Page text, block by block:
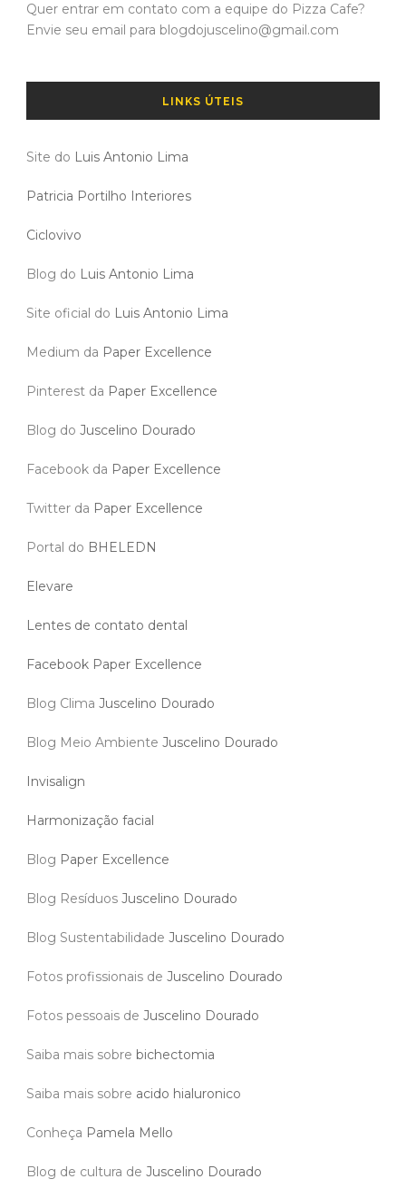
Quer entrar em contato com a equipe do Pizza Cafe?
Envie seu email para blogdojuscelino@gmail.com
LINKS ÚTEIS
Site do Luis Antonio Lima
Patricia Portilho Interiores
Ciclovivo
Blog do Luis Antonio Lima
Site oficial do Luis Antonio Lima
Medium da Paper Excellence
Pinterest da Paper Excellence
Blog do Juscelino Dourado
Facebook da Paper Excellence
Twitter da Paper Excellence
Portal do BHELEDN
Elevare
Lentes de contato dental
Facebook Paper Excellence
Blog Clima Juscelino Dourado
Blog Meio Ambiente Juscelino Dourado
Invisalign
Harmonização facial
Blog Paper Excellence
Blog Resíduos Juscelino Dourado
Blog Sustentabilidade Juscelino Dourado
Fotos profissionais de Juscelino Dourado
Fotos pessoais de Juscelino Dourado
Saiba mais sobre bichectomia
Saiba mais sobre acido hialuronico
Conheça Pamela Mello
Blog de cultura de Juscelino Dourado